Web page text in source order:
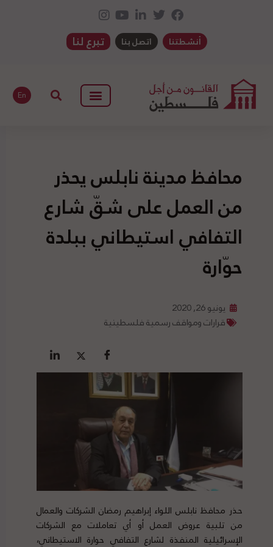
أنشطتنا اتصل بنا تبرع لنا
En
محافظ مدينة نابلس يحذر
من العمل على شقّ شارع
التفافي استيطاني ببلدة
حوّارة
يونيو 26, 2020
قرارات ومواقف رسمية فلسطينية
حذر محافظ نابلس اللواء إبراهيم رمضان الشركات والعمال
من تلبية عروض العمل أو أي تعاملات مع الشركات
الإسرائيلية المنفذة لشارع التفافي حوارة الاستيطاني،